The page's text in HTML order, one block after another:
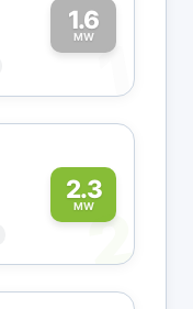
1.6
MW1
2.3
MW2